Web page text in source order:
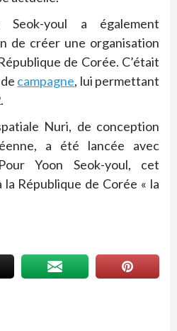
youl a également
de créer une organisation
de Corée. C’était
campagne, lui permettant
Nuri, de conception
a été lancée avec
Yoon Seok-youl, cet
République de Corée « la